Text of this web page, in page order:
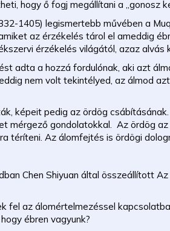
hogy ő fogj megállítani a „gonosz
1405) legismertebb művében a
az érzékelés tárol el ameddig
érzékelés világától, azaz alvás
adta a hozzá fordulónak, aki azt
nem volt tekintélyed, az álmod
képeit pedig az ördög
mérgező gondolatokkal. Az ördög
téríteni. Az álomfejtés is ördögi
Chen Shiyuan által összeállított
az álomértelmezéssel
ébren vagyunk?